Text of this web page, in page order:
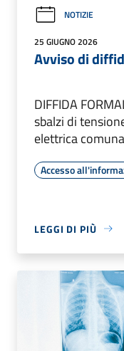
NOTIZIE
25 GIUGNO 2026
Avviso di
DIFFIDA
sbalzi di
elettrica
Accesso
LEGGI DI PIÙ